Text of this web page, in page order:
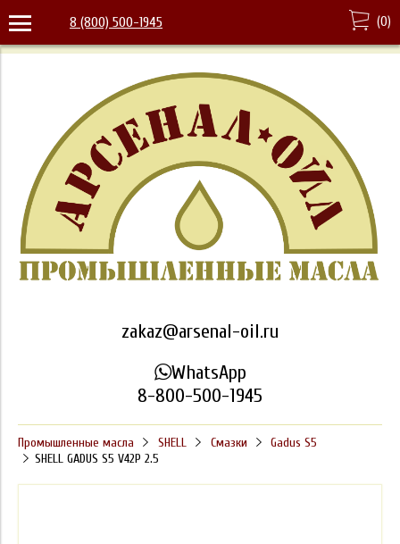
8 (800) 500-1945 (0)
zakaz@arsenal-oil.ru
WhatsApp
8-800-500-1945
Промышленные масла SHELL Смазки
Gadus S5
SHELL GADUS S5 V42P 2.5